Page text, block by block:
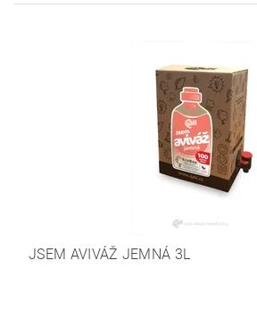
JSEM AVIVÁŽ JEMNÁ 3L